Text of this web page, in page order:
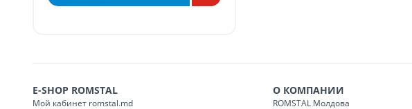
E-SHOP ROMSTAL
Мой кабинет romstal.md
О КОМПАНИИ
ROMSTAL Молдова